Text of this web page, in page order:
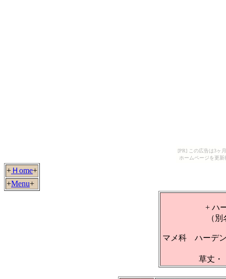
[PR] この広告は3ヶ
ホームページを更
+ Ｈome+
+Menu+
+ ハ
（
マメ科 ハーデ
草丈・